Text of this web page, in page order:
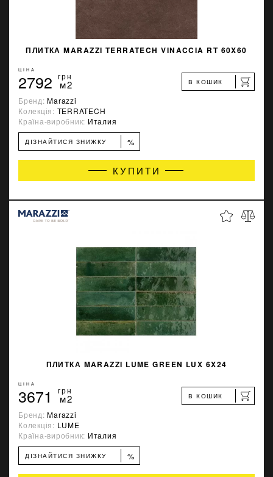
ПЛИТКА MARAZZI TERRATECH VINACCIA RT 60X60
ЦІНА
2792 грн
м2 В КОШИК
Бренд:Marazzi
Колекція: TERRATECH
Країна-виробник: Италия
ДІЗНАЙТИСЯ ЗНИЖКУ %
КУПИТИ
ПЛИТКА MARAZZI LUME GREEN LUX 6X24
ЦІНА
3671 грн
м2 В КОШИК
Бренд:Marazzi
Колекція: LUME
Країна-виробник: Италия
ДІЗНАЙТИСЯ ЗНИЖКУ %